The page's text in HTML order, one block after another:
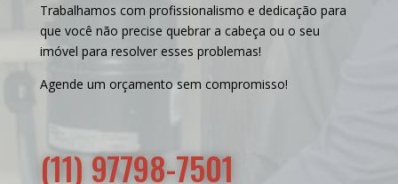
Trabalhamos com profissionalismo e dedicação para
que você não precise quebrar a cabeça ou o seu
imóvel para resolver esses problemas!
Agende um orçamento sem compromisso!
(11) 97798-7501